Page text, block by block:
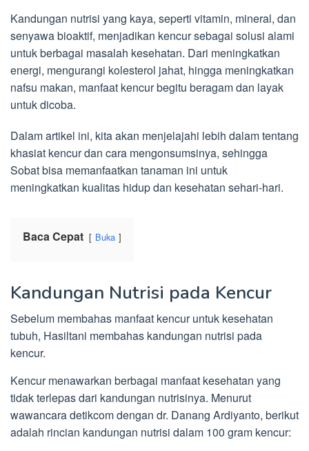
Kandungan nutrisi yang kaya, seperti vitamin, mineral, dan
senyawa bioaktif, menjadikan kencur sebagai solusi alami
untuk berbagai masalah kesehatan. Dari meningkatkan
energi, mengurangi kolesterol jahat, hingga meningkatkan
nafsu makan, manfaat kencur begitu beragam dan layak
untuk dicoba.
Dalam artikel ini, kita akan menjelajahi lebih dalam tentang
khasiat kencur dan cara mengonsumsinya, sehingga
Sobat bisa memanfaatkan tanaman ini untuk
meningkatkan kualitas hidup dan kesehatan sehari-hari.
Baca Cepat Buka
Kandungan Nutrisi pada Kencur
Sebelum membahas manfaat kencur untuk kesehatan
tubuh, Hasiltani membahas kandungan nutrisi pada
kencur.
Kencur menawarkan berbagai manfaat kesehatan yang
tidak terlepas dari kandungan nutrisinya. Menurut
wawancara detikcom dengan dr. Danang Ardiyanto, berikut
adalah rincian kandungan nutrisi dalam 100 gram kencur: